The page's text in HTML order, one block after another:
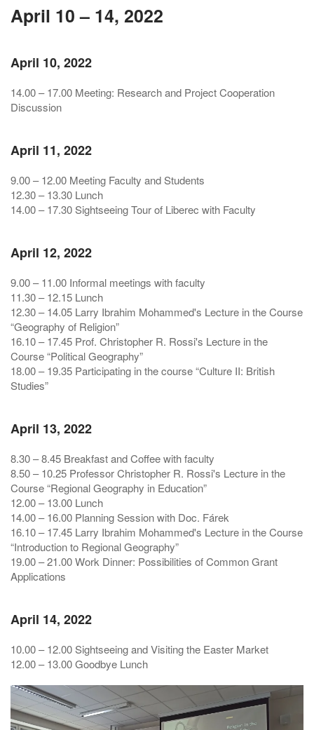
April 10 – 14, 2022
April 10, 2022
14.00 – 17.00 Meeting: Research and Project Cooperation
Discussion
April 11, 2022
9.00 – 12.00 Meeting Faculty and Students
12.30 – 13.30 Lunch
14.00 – 17.30 Sightseeing Tour of Liberec with Faculty
April 12, 2022
9.00 – 11.00 Informal meetings with faculty
11.30 – 12.15 Lunch
12.30 – 14.05 Larry Ibrahim Mohammed's Lecture in the Course
“Geography of Religion”
16.10 – 17.45 Prof. Christopher R. Rossi's Lecture in the
Course “Political Geography”
18.00 – 19.35 Participating in the course “Culture II: British
Studies”
April 13, 2022
8.30 – 8.45 Breakfast and Coffee with faculty
8.50 – 10.25 Professor Christopher R. Rossi's Lecture in the
Course “Regional Geography in Education”
12.00 – 13.00 Lunch
14.00 – 16.00 Planning Session with Doc. Fárek
16.10 – 17.45 Larry Ibrahim Mohammed's Lecture in the Course
“Introduction to Regional Geography”
19.00 – 21.00 Work Dinner: Possibilities of Common Grant
Applications
April 14, 2022
10.00 – 12.00 Sightseeing and Visiting the Easter Market
12.00 – 13.00 Goodbye Lunch